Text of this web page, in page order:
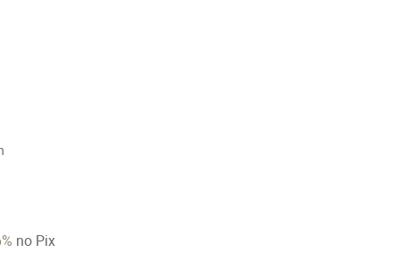
no Pix